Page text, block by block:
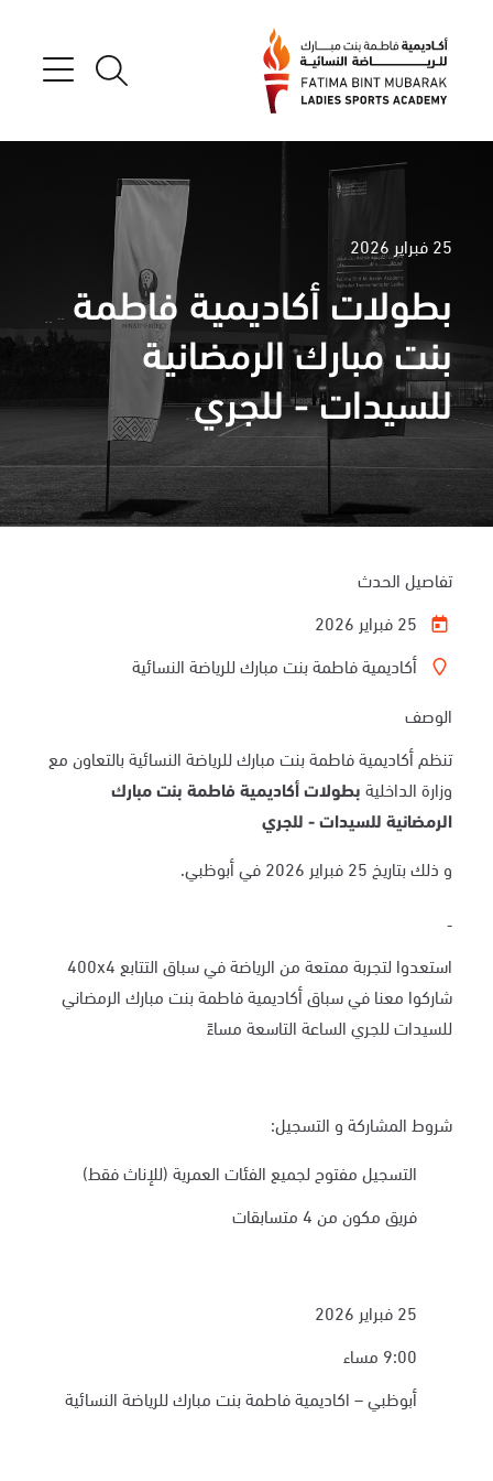
25 فبراير 2026
بطولات أكاديمية فاطمة
بنت مبارك الرمضانية
للسيدات - للجري
تفاصيل الحدث
25 فبراير 2026
أكاديمية فاطمة بنت مبارك للرياضة النسائية
الوصف
تنظم أكاديمية فاطمة بنت مبارك للرياضة النسائية بالتعاون مع
وزارة الداخليةبطولات أكاديمية فاطمة بنت مبارك
الرمضانية للسيدات - للجري
و ذلك بتاريخ 25 فبراير 2026 في أبوظبي.
استعدوا لتجربة ممتعة من الرياضة في سباق التتابع 400x4
شاركوا معنا في سباق أكاديمية فاطمة بنت مبارك الرمضاني
للسيدات للجري الساعة التاسعة مساءً
شروط المشاركة و التسجيل:
التسجيل مفتوح لجميع الفئات العمرية (للإناث فقط)
فريق مكون من 4 متسابقات
25 فبراير 2026
9:00 مساء
أبوظبي – اكاديمية فاطمة بنت مبارك للرياضة النسائية